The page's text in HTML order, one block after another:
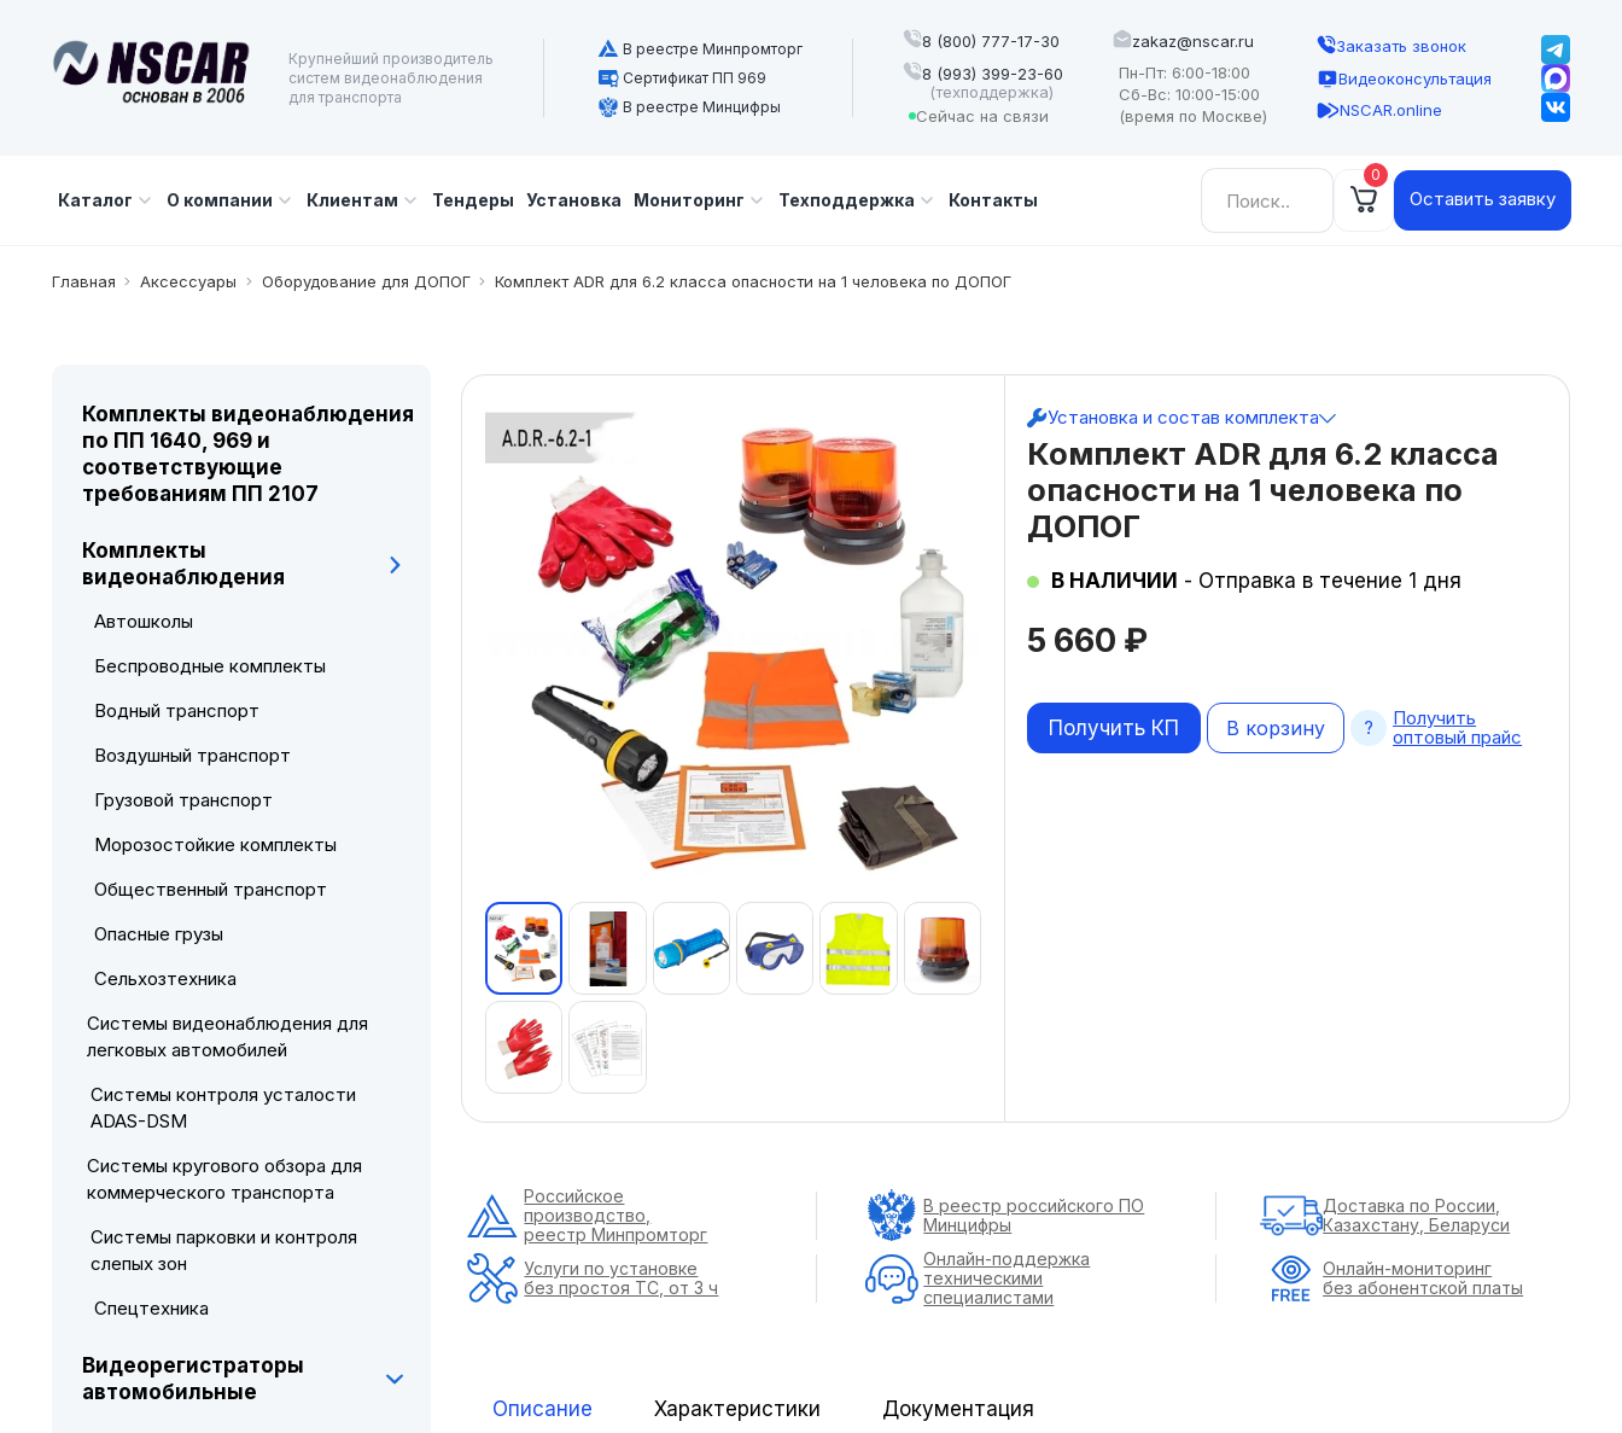
Крупнейший производитель
систем видеонаблюдения
для транспорта
В реестре Минпромторг
Сертификат ПП 969
В реестре Минцифры
8 (800) 777-17-30
8 (993) 399-23-60
(техподдержка)
Сейчас на связи
zakaz@nscar.ru
Пн-Пт: 6:00-18:00
Сб-Вс: 10:00-15:00
(время по Москве)
Заказать звонок
Видеоконсультация
NSCAR.online
Каталог О компании Клиентам Тендеры Установка Мониторинг Техподдержка Контакты
Найти: 0
Оставить заявку
Главная Аксессуары Оборудование для ДОПОГ Комплект ADR для 6.2 класса опасности на 1 человека по ДОПОГ
Комплект ADR для 6.2 класса
опасности на 1 человека по
ДОПОГ
5 660 ₽
В НАЛИЧИИ - Отправка в течение 1 дня
Установка и состав комплекта
В корзину
Получить КП
Получить
оптовый прайс
Описание Характеристики Документация
Российское
производство,
реестр Минпромторг
В реестр российского ПО
Минцифры
Доставка по России,
Казахстану, Беларуси
Услуги по установке
без простоя ТС, от 3 ч
Онлайн-поддержка
техническими
специалистами
Онлайн-мониторинг
без абонентской платы
Комплекты видеонаблюдения
по ПП 1640, 969 и
соответствующие
требованиям ПП 2107
Комплекты
видеонаблюдения
Автошколы
Беспроводные комплекты
Водный транспорт
Воздушный транспорт
Грузовой транспорт
Морозостойкие комплекты
Общественный транспорт
Опасные грузы
Сельхозтехника
Системы видеонаблюдения для
легковых автомобилей
Системы контроля усталости
ADAS-DSM
Системы кругового обзора для
коммерческого транспорта
Системы парковки и контроля
слепых зон
Спецтехника
Видеорегистраторы
автомобильные